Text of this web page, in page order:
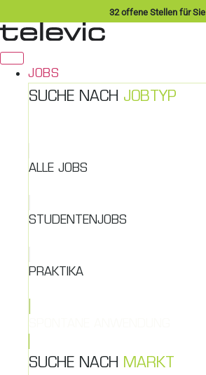
Inhalt
springen
32offene Stellen für Sie
JOBS
SUCHE NACH JOBTYP
ALLE JOBS
STUDENTENJOBS
PRAKTIKA
SUCHE NACH MARKT